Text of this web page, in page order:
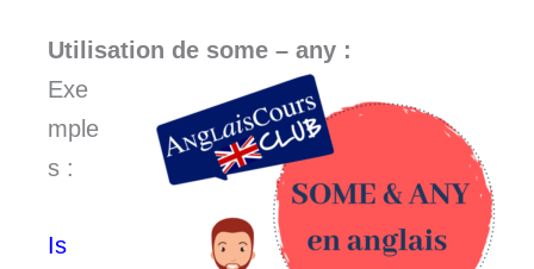
Utilisation de some – any :
Exe
mple
s :
Is